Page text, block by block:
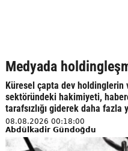
Medyada
Küresel çapta dev
sektöründeki hakimiyeti,
tarafsızlığı giderek daha fazla
08.08.2026 00:18:00
Abdülkadir Gündoğdu